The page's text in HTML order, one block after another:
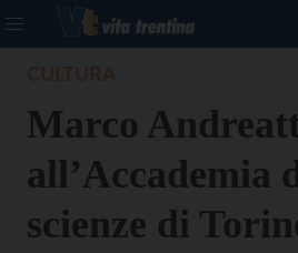
Marco
all’Accademia
scienze di